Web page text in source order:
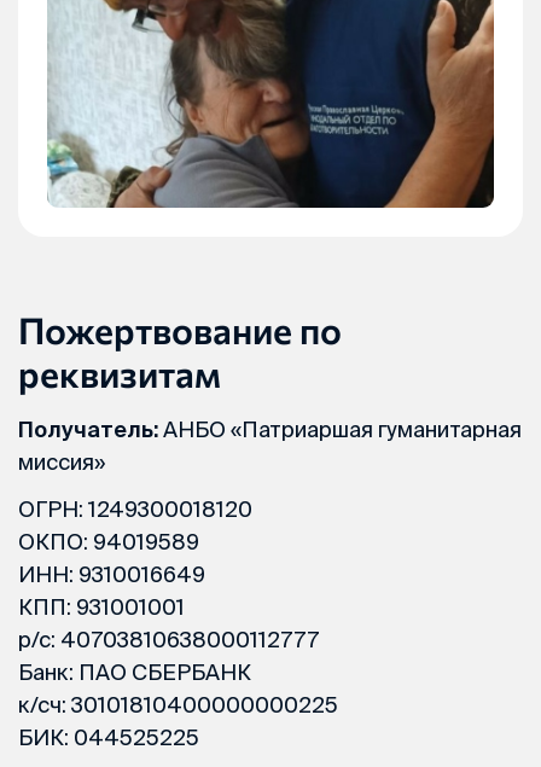
Пожертвование по
реквизитам
Получатель:АНБО «Патриаршая гуманитарная
миссия»
ОГРН: 1249300018120
ОКПО: 94019589
ИНН: 9310016649
КПП: 931001001
р/с: 40703810638000112777
Банк: ПАО СБЕРБАНК
к/сч: 30101810400000000225
БИК: 044525225